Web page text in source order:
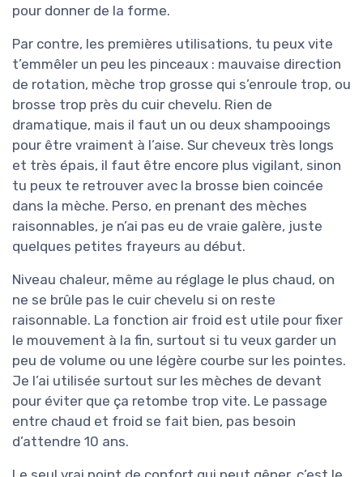
pour donner de la forme.
Par contre, les premières utilisations, tu peux vite
t’emmêler un peu les pinceaux : mauvaise direction
de rotation, mèche trop grosse qui s’enroule trop, ou
brosse trop près du cuir chevelu. Rien de
dramatique, mais il faut un ou deux shampooings
pour être vraiment à l’aise. Sur cheveux très longs
et très épais, il faut être encore plus vigilant, sinon
tu peux te retrouver avec la brosse bien coincée
dans la mèche. Perso, en prenant des mèches
raisonnables, je n’ai pas eu de vraie galère, juste
quelques petites frayeurs au début.
Niveau chaleur, même au réglage le plus chaud, on
ne se brûle pas le cuir chevelu si on reste
raisonnable. La fonction air froid est utile pour fixer
le mouvement à la fin, surtout si tu veux garder un
peu de volume ou une légère courbe sur les pointes.
Je l’ai utilisée surtout sur les mèches de devant
pour éviter que ça retombe trop vite. Le passage
entre chaud et froid se fait bien, pas besoin
d’attendre 10 ans.